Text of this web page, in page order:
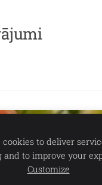
veikals TEV:
cookies to deliver
to improve your
Customize